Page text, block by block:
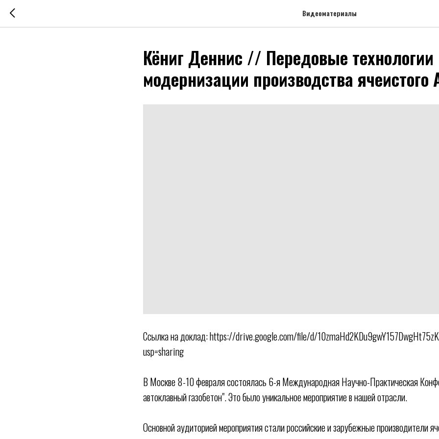
Видеоматериалы
Кёниг Деннис // Передовые технологии
модернизации производства ячеистого
Ссылка на доклад: https://drive.google.com/file/d/
usp=sharing
В Москве 8-10 февраля состоялась 6-я Международная Научно-Практическая
автоклавный газобетон". Это было уникальное мероприятие в нашей отрасли.
Основной аудиторией мероприятия стали российские и зарубежные производители